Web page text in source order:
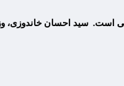
احسان خاندوزی، وزیر